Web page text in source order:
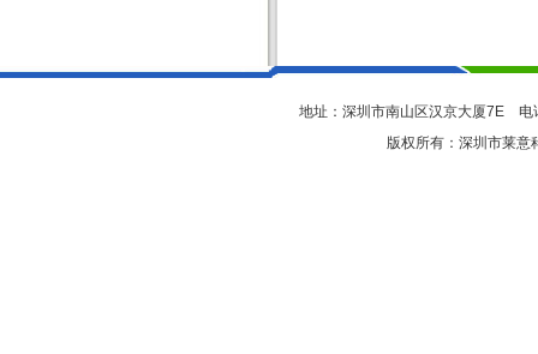
地址：深圳市南山区汉京大厦7E
版权所有：深圳市莱